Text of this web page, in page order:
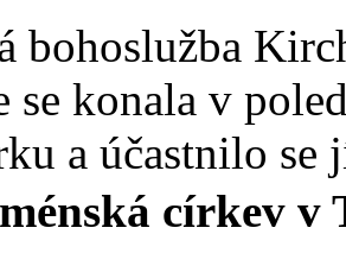
bohoslužba
se konala v
a účastnilo
církev v